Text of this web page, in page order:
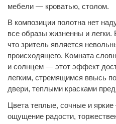
мебели — кроватью, столом.
В композиции полотна нет
все образы жизненны и легки.
что зритель является
происходящего. Комната
и солнцем — этот эффект
легким, стремящимся ввысь
двери, теплыми красками
Цвета теплые, сочные и
ощущение радости,